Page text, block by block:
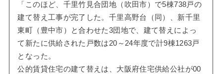
「このほど、千里竹見合団地（吹田市）で5棟738戸の
建て替え工事が完了した。千里高野台（同）、新千里
東町（豊中市）と合わせた3団地で、建て替えによっ
て新たに供給された戸数は20～24年度で計9棟1263戸
となった。
公的賃貸住宅の建て替えは、大阪府住宅供給公社が00